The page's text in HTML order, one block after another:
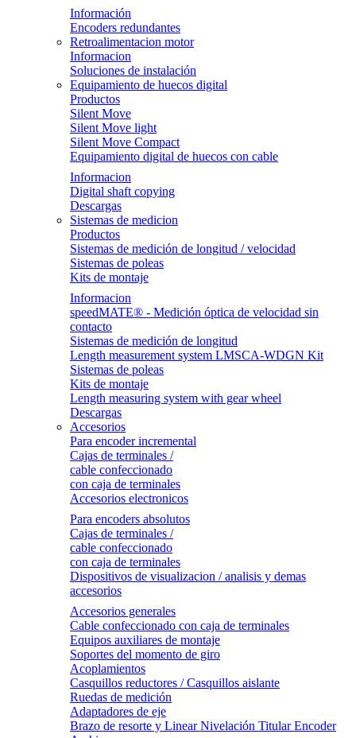
Información
Encoders redundantes
Retroalimentacion motor
Informacion
Soluciones de instalación
Equipamiento de huecos digital
Productos
Silent Move
Silent Move light
Silent Move Compact
Equipamiento digital de huecos con cable
Informacion
Digital shaft copying
Descargas
Sistemas de medicion
Productos
Sistemas de medición de longitud / velocidad
Sistemas de poleas
Kits de montaje
Informacion
speedMATE® - Medición óptica de velocidad sin
contacto
Sistemas de medición de longitud
Length measurement system LMSCA-WDGN Kit
Sistemas de poleas
Kits de montaje
Length measuring system with gear wheel
Descargas
Accesorios
Para encoder incremental
Cajas de terminales /
cable confeccionado
con caja de terminales
Accesorios electronicos
Para encoders absolutos
Cajas de terminales /
cable confeccionado
con caja de terminales
Dispositivos de visualizacion / analisis y demas
accesorios
Accesorios generales
Cable confeccionado con caja de terminales
Equipos auxiliares de montaje
Soportes del momento de giro
Acoplamientos
Casquillos reductores / Casquillos aislante
Ruedas de medición
Adaptadores de eje
Brazo de resorte y Linear Nivelación Titular Encoder